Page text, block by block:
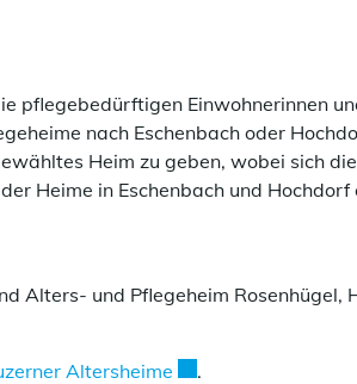
pflegebedürftigen Einwohnerinnen
nach Eschenbach oder
Heim zu geben, wobei sich
Heime in Eschenbach und
geöffnet.
Alters- und Pflegeheim Rosenhügel,
neuen Fenster geöffnet.
AltersheimeExterner Link wird
.